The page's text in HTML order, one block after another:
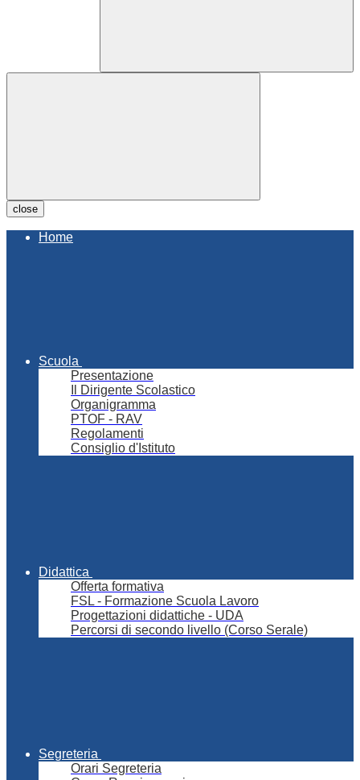
close
Home
Scuola
Presentazione
Il Dirigente Scolastico
Organigramma
PTOF - RAV
Regolamenti
Consiglio d'Istituto
Didattica
Offerta formativa
FSL - Formazione Scuola Lavoro
Progettazioni didattiche - UDA
Percorsi di secondo livello (Corso Serale)
Segreteria
Orari Segreteria